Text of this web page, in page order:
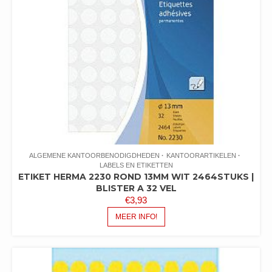
ALGEMENE KANTOORBENODIGDHEDEN
KANTOORARTIKELEN
LABELS EN ETIKETTEN
ETIKET HERMA 2230 ROND 13MM WIT 2464STUKS |
BLISTER A 32 VEL
€3,93
MEER INFO!